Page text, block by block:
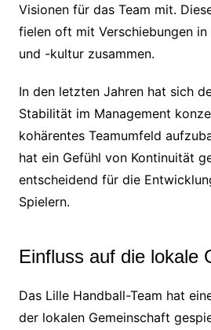
Visionen für das Team mit.
fielen oft mit Verschiebungen in
und -kultur zusammen.
In den letzten Jahren hat sich
Stabilität im Management
kohärentes Teamumfeld
hat ein Gefühl von Kontinuität
entscheidend für die
Spielern.
Einfluss auf die lokale
Das Lille Handball-Team hat
der lokalen Gemeinschaft